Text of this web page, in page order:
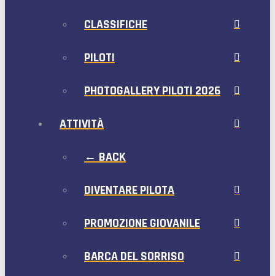
CLASSIFICHE
PILOTI
PHOTOGALLERY PILOTI 2026
ATTIVITÀ
← BACK
DIVENTARE PILOTA
PROMOZIONE GIOVANILE
BARCA DEL SORRISO